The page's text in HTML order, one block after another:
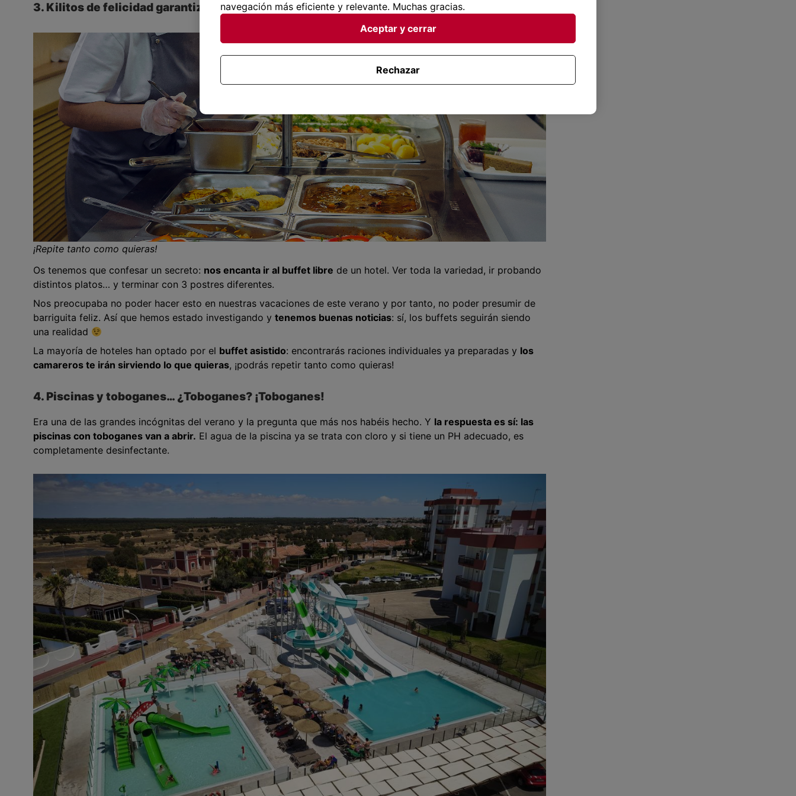
3. Kilitos de felicidad garantizados: el buffet seguirá existiendo
¡Repite tanto como quieras!
Os tenemos que confesar un secreto: nos encanta ir al buffet libre de un hotel. Ver toda la variedad, ir probando
distintos platos… y terminar con 3 postres diferentes.
Nos preocupaba no poder hacer esto en nuestras vacaciones de este verano y por tanto, no poder presumir de
barriguita feliz. Así que hemos estado investigando y tenemos buenas noticias: sí, los buffets seguirán siendo
una realidad
La mayoría de hoteles han optado por el buffet asistido: encontrarás raciones individuales ya preparadas y los
camareros te irán sirviendo lo que quieras, ¡podrás repetir tanto como quieras!
4. Piscinas y toboganes… ¿Toboganes? ¡Toboganes!
Era una de las grandes incógnitas del verano y la pregunta que más nos habéis hecho. Y la respuesta es sí: las
piscinas con toboganes van a abrir. El agua de la piscina ya se trata con cloro y si tiene un PH adecuado, es
completamente desinfectante.
navegación más eficiente y relevante. Muchas gracias.
Aceptar y cerrar
Rechazar